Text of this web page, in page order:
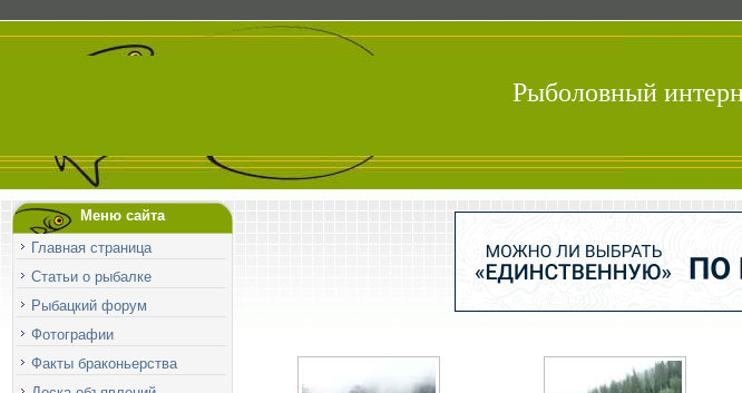
Рыболовный
Меню сайта
Главная страница
Статьи о рыбалке
Рыбацкий форум
Фотографии
Факты браконьерства